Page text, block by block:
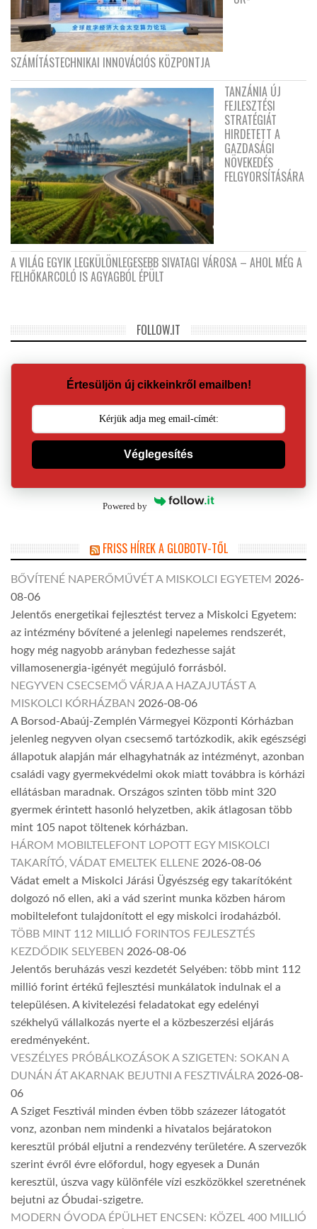
SZÁMÍTÁSTECHNIKAI INNOVÁCIÓS KÖZPONTJA
TANZÁNIA ÚJ
FEJLESZTÉSI
STRATÉGIÁT
HIRDETETT A
GAZDASÁGI
NÖVEKEDÉS
FELGYORSÍTÁSÁRA
A VILÁG EGYIK LEGKÜLÖNLEGESEBB SIVATAGI VÁROSA – AHOL MÉG A
FELHŐKARCOLÓ IS AGYAGBÓL ÉPÜLT
FOLLOW.IT
Értesüljön új cikkeinkről emailben!
Véglegesítés
Powered by
FRISS HÍREK A GLOBOTV-TŐL
BŐVÍTENÉ NAPERŐMŰVÉT A MISKOLCI EGYETEM 2026-
08-06
Jelentős energetikai fejlesztést tervez a Miskolci Egyetem:
az intézmény bővítené a jelenlegi napelemes rendszerét,
hogy még nagyobb arányban fedezhesse saját
villamosenergia-igényét megújuló forrásból.
NEGYVEN CSECSEMŐ VÁRJA A HAZAJUTÁST A
MISKOLCI KÓRHÁZBAN 2026-08-06
A Borsod-Abaúj-Zemplén Vármegyei Központi Kórházban
jelenleg negyven olyan csecsemő tartózkodik, akik egészségi
állapotuk alapján már elhagyhatnák az intézményt, azonban
családi vagy gyermekvédelmi okok miatt továbbra is kórházi
ellátásban maradnak. Országos szinten több mint 320
gyermek érintett hasonló helyzetben, akik átlagosan több
mint 105 napot töltenek kórházban.
HÁROM MOBILTELEFONT LOPOTT EGY MISKOLCI
TAKARÍTÓ, VÁDAT EMELTEK ELLENE 2026-08-06
Vádat emelt a Miskolci Járási Ügyészség egy takarítóként
dolgozó nő ellen, aki a vád szerint munka közben három
mobiltelefont tulajdonított el egy miskolci irodaházból.
TÖBB MINT 112 MILLIÓ FORINTOS FEJLESZTÉS
KEZDŐDIK SELYEBEN 2026-08-06
Jelentős beruházás veszi kezdetét Selyében: több mint 112
millió forint értékű fejlesztési munkálatok indulnak el a
településen. A kivitelezési feladatokat egy edelényi
székhelyű vállalkozás nyerte el a közbeszerzési eljárás
eredményeként.
VESZÉLYES PRÓBÁLKOZÁSOK A SZIGETEN: SOKAN A
DUNÁN ÁT AKARNAK BEJUTNI A FESZTIVÁLRA 2026-08-
06
A Sziget Fesztivál minden évben több százezer látogatót
vonz, azonban nem mindenki a hivatalos bejáratokon
keresztül próbál eljutni a rendezvény területére. A szervezők
szerint évről évre előfordul, hogy egyesek a Dunán
keresztül, úszva vagy különféle vízi eszközökkel szeretnének
bejutni az Óbudai-szigetre.
MODERN ÓVODA ÉPÜLHET ENCSEN: KÖZEL 400 MILLIÓ